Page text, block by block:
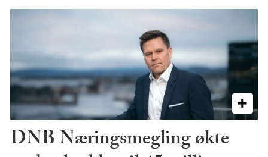
DNB Næringsmegling økte